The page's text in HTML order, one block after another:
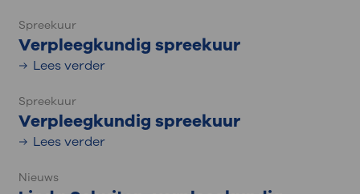
Spreekuur
Verpleegkundig spreekuur
Lees verder
Spreekuur
Verpleegkundig spreekuur
Lees verder
Nieuws